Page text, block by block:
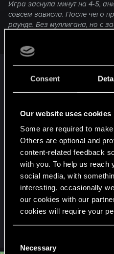
Consent
Our website uses cookies
Some are required to
Others are optional and
content-related feedback
with you. To help us reach
social media, with
interesting, occasionally
our cookies with our
cookies will require your
and tweak your
Necessary
Игра заснула минут на 4-5,
совсем зависла. После чего
раунде. Без муллигана, но с
О, у меня, кажется,
вытаскивается карта
висеть как бы в руке, но
скриншот). Черепок с 0
столе. Я смог выбрать
разыграл, но раунд не
повисела с минуту, и
на стол, ход оппоненту
Форум не хочет
прикрепил в ссылке.
https://imgur.com/a/gMZ4R